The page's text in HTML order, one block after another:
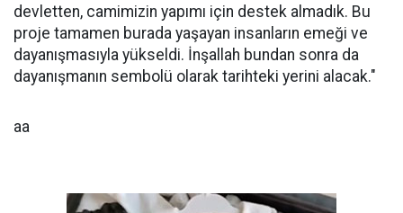
devletten, camimizin yapımı için destek almadık. Bu
proje tamamen burada yaşayan insanların emeği ve
dayanışmasıyla yükseldi. İnşallah bundan sonra da
dayanışmanın sembolü olarak tarihteki yerini alacak."
aa